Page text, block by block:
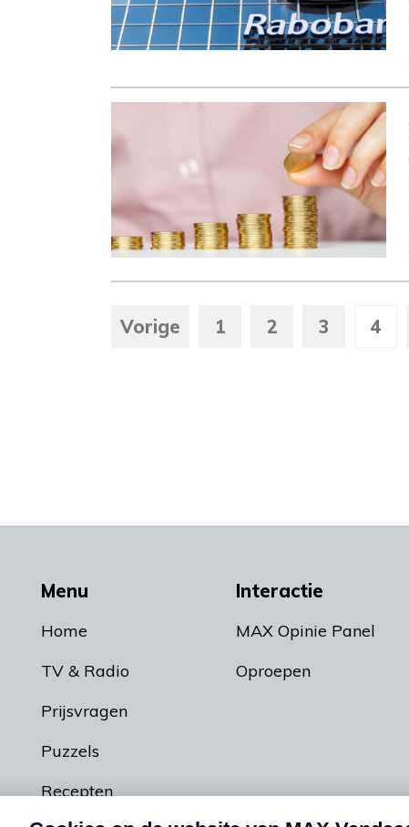
Vorige 1 2 3 4
Menu
Home
TV & Radio
Prijsvragen
Puzzels
Recepten
Interactie
MAX Opinie Panel
Oproepen